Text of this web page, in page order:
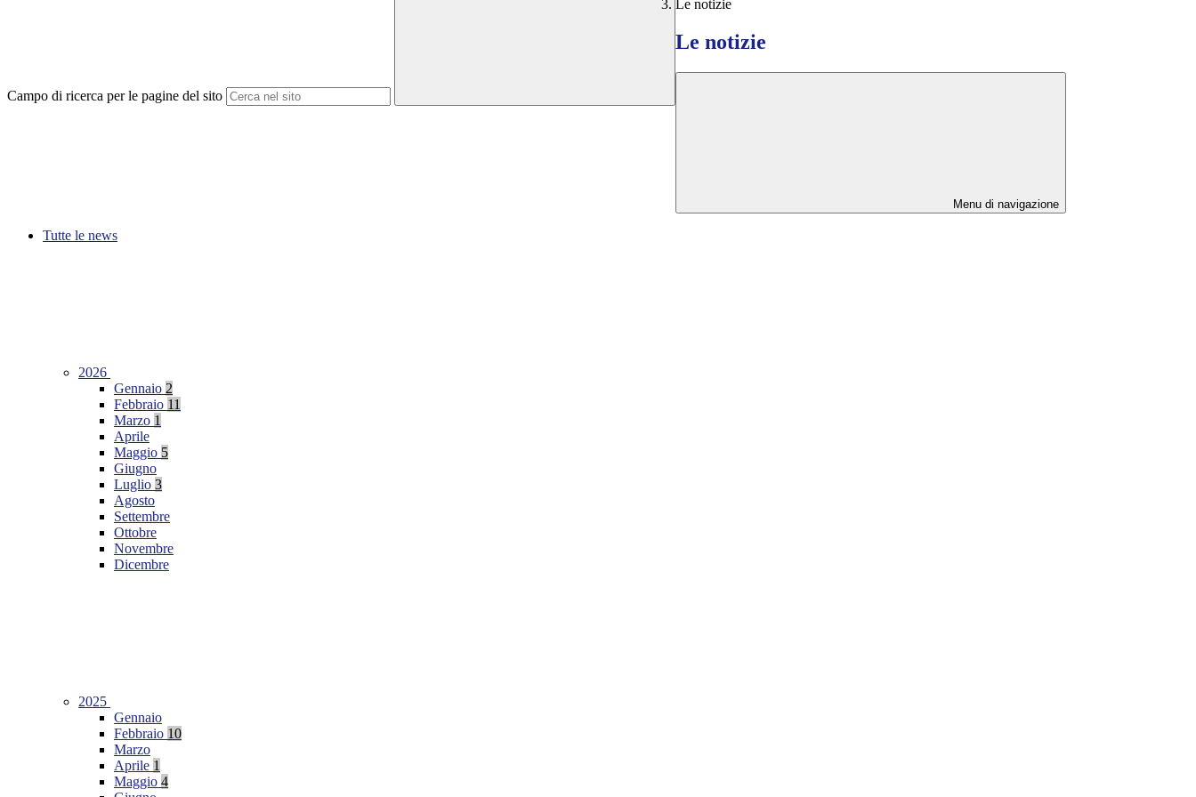
Campo di ricerca per le pagine del sito
Le notizie
Le notizie
Menu di navigazione
Tutte le news
2026
Gennaio 2
Febbraio 11
Marzo 1
Aprile
Maggio 5
Giugno
Luglio 3
Agosto
Settembre
Ottobre
Novembre
Dicembre
2025
Gennaio
Febbraio 10
Marzo
Aprile 1
Maggio 4